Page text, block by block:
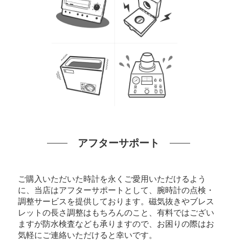
アフターサポート
ご購入いただいた時計を永くご愛用いただけるよう
に、当店はアフターサポートとして、腕時計の点検・
調整サービスを提供しております。磁気抜きやブレス
レットの長さ調整はもちろんのこと、有料ではござい
ますが防水検査なども承りますので、お困りの際はお
気軽にご連絡いただけると幸いです。